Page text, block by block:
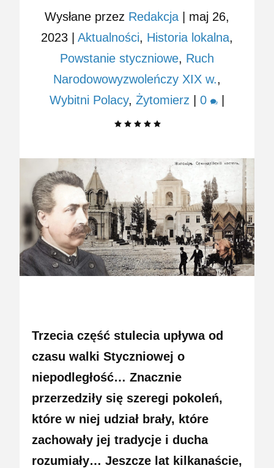
Wysłane przez Redakcja| maj 26,
2023| Aktualności, Historia lokalna,
Powstanie styczniowe, Ruch
Narodowowyzwoleńczy XIX w.,
Wybitni Polacy, Żytomierz 0 |
Trzecia część stulecia upływa od
czasu walki Styczniowej o
niepodległość… Znacznie
przerzedziły się szeregi pokoleń,
które w niej udział brały, które
zachowały jej tradycje i ducha
rozumiały… Jeszcze lat kilkanaście,